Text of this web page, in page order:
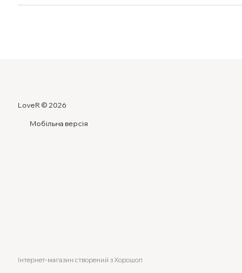
LoveR © 2026
Мобільна версія
Інтернет-магазин створений з Хорошоп